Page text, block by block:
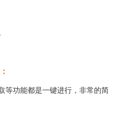
等功能都是一键进行，非常的简